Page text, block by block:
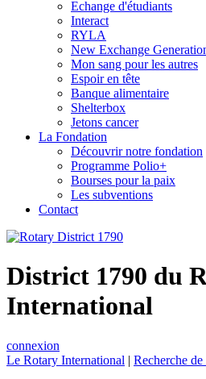
Echange d'étudiants
Interact
RYLA
New Exchange
Mon sang pour les autres
Espoir en tête
Banque alimentaire
Shelterbox
Jetons cancer
La Fondation
Découvrir notre fondation
Programme Polio+
Bourses pour la paix
Les subventions
Contact
District 1790 du
International
connexion
Le Rotary International | Recherche